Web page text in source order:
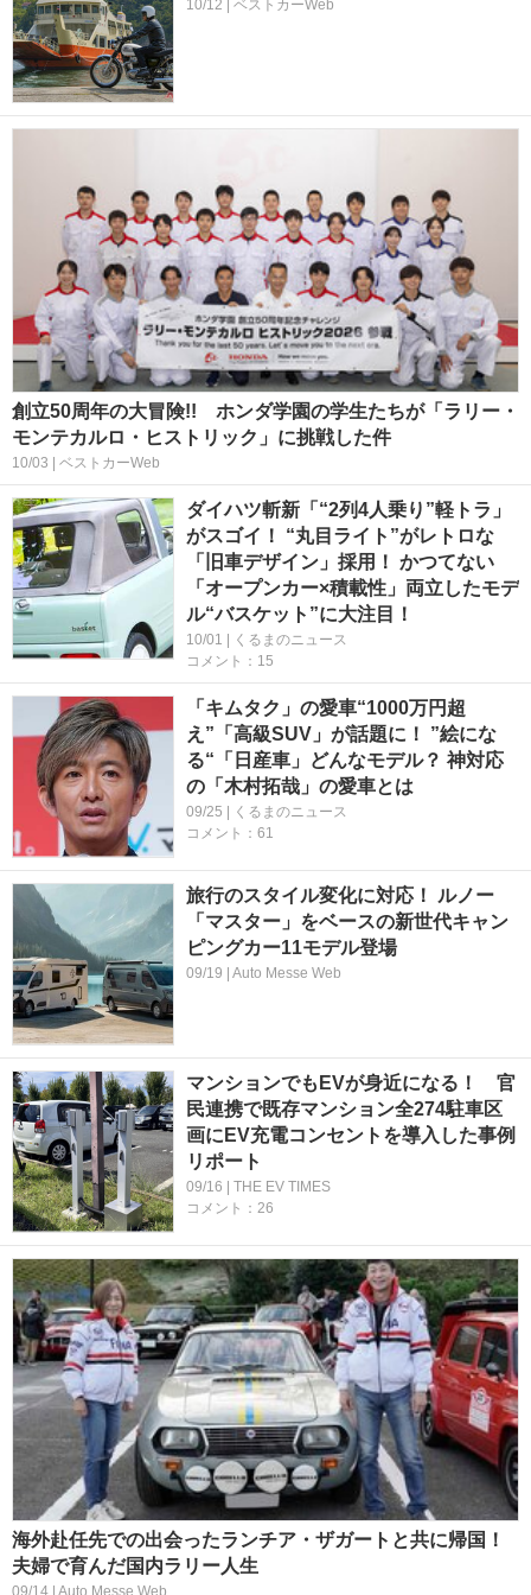
10/12 | ベストカーWeb
創立50周年の大冒険!! ホンダ学園の学生たちが「ラリー・
モンテカルロ・ヒストリック」に挑戦した件
10/03 | ベストカーWeb
ダイハツ斬新「“2列4人乗り”軽トラ」
がスゴイ！ “丸目ライト”がレトロな
「旧車デザイン」採用！ かつてない
「オープンカー×積載性」両立したモデ
ル“バスケット”に大注目！
10/01 | くるまのニュース
コメント：15
「キムタク」の愛車“1000万円超
え”「高級SUV」が話題に！ ”絵にな
る“「日産車」どんなモデル？ 神対応
の「木村拓哉」の愛車とは
09/25 | くるまのニュース
コメント：61
旅行のスタイル変化に対応！ ルノー
「マスター」をベースの新世代キャン
ピングカー11モデル登場
09/19 | Auto Messe Web
マンションでもEVが身近になる！ 官
⺠連携で既存マンション全274駐⾞区
画にEV充電コンセントを導⼊した事例
リポート
09/16 | THE EV TIMES
コメント：26
海外赴任先での出会ったランチア・ザガートと共に帰国！
夫婦で育んだ国内ラリー人生